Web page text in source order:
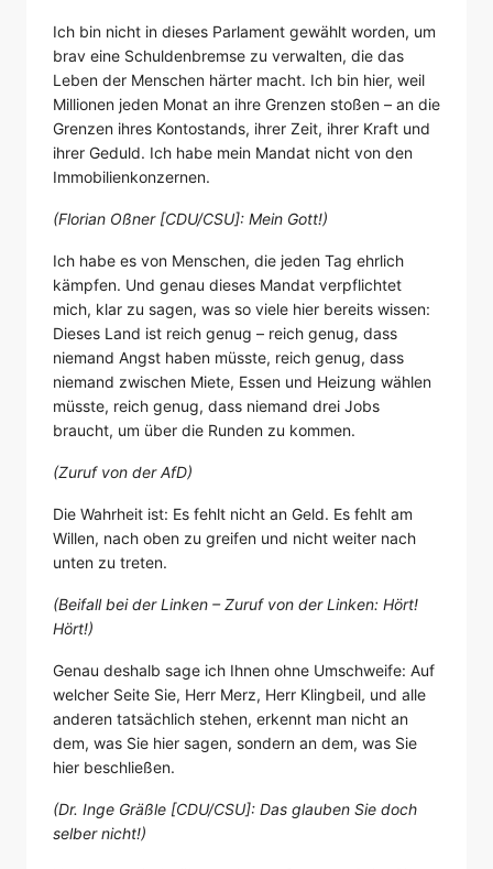
Ich bin nicht in dieses Parlament gewählt worden, um
brav eine Schuldenbremse zu verwalten, die das
Leben der Menschen härter macht. Ich bin hier, weil
Millionen jeden Monat an ihre Grenzen stoßen – an die
Grenzen ihres Kontostands, ihrer Zeit, ihrer Kraft und
ihrer Geduld. Ich habe mein Mandat nicht von den
Immobilienkonzernen.
(Florian Oßner [CDU/CSU]: Mein Gott!)
Ich habe es von Menschen, die jeden Tag ehrlich
kämpfen. Und genau dieses Mandat verpflichtet
mich, klar zu sagen, was so viele hier bereits wissen:
Dieses Land ist reich genug – reich genug, dass
niemand Angst haben müsste, reich genug, dass
niemand zwischen Miete, Essen und Heizung wählen
müsste, reich genug, dass niemand drei Jobs
braucht, um über die Runden zu kommen.
(Zuruf von der AfD)
Die Wahrheit ist: Es fehlt nicht an Geld. Es fehlt am
Willen, nach oben zu greifen und nicht weiter nach
unten zu treten.
(Beifall bei der Linken – Zuruf von der Linken: Hört!
Hört!)
Genau deshalb sage ich Ihnen ohne Umschweife: Auf
welcher Seite Sie, Herr Merz, Herr Klingbeil, und alle
anderen tatsächlich stehen, erkennt man nicht an
dem, was Sie hier sagen, sondern an dem, was Sie
hier beschließen.
(Dr. Inge Gräßle [CDU/CSU]: Das glauben Sie doch
selber nicht!)